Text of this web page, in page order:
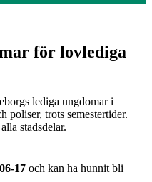
för lovlediga
lediga ungdomar i
poliser, trots semestertider.
stadsdelar.
17 och kan ha hunnit bli